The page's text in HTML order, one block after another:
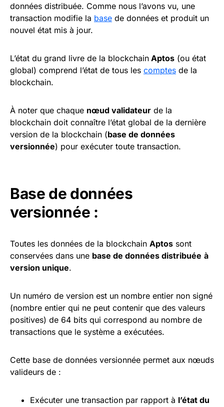
données distribuée. Comme nous l’avons vu, une
transaction modifie la base de données et produit un
nouvel état mis à jour.
L’état du grand livre de la blockchain Aptos (ou état
global) comprend l’état de tous les comptes de la
blockchain.
À noter que chaque nœud validateur de la
blockchain doit connaître l’état global de la dernière
version de la blockchain (base de données
versionnée) pour exécuter toute transaction.
Base de données
versionnée :
Toutes les données de la blockchain Aptos sont
conservées dans une base de données distribuée à
version unique.
Un numéro de version est un nombre entier non signé
(nombre entier qui ne peut contenir que des valeurs
positives) de 64 bits qui correspond au nombre de
transactions que le système a exécutées.
Cette base de données versionnée permet aux nœuds
valideurs de :
Exécuter une transaction par rapport à l’état du